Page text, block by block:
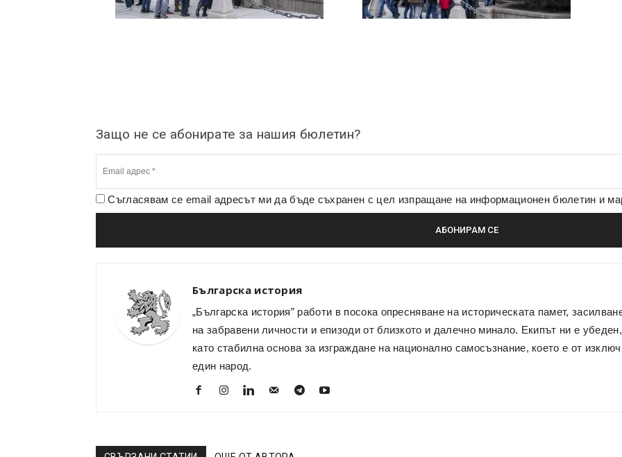
Защо не се абонирате за нашия бюлетин?
Съгласявам се email адресът ми да бъде съхранен с цел изпращане на информационен бюлетин и
Българска история
„Българска история” работи в посока опресняване на историческата памет,
на забравени личности и епизоди от близкото и далечно минало. Екипът ни е
като стабилна основа за изграждане на национално самосъзнание, което е от
един народ.